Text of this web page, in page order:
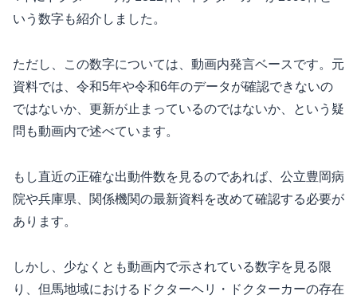
いう数字も紹介しました。
ただし、この数字については、動画内発言ベースです。元
資料では、令和5年や令和6年のデータが確認できないの
ではないか、更新が止まっているのではないか、という疑
問も動画内で述べています。
もし直近の正確な出動件数を見るのであれば、公立豊岡病
院や兵庫県、関係機関の最新資料を改めて確認する必要が
あります。
しかし、少なくとも動画内で示されている数字を見る限
り、但馬地域におけるドクターヘリ・ドクターカーの存在